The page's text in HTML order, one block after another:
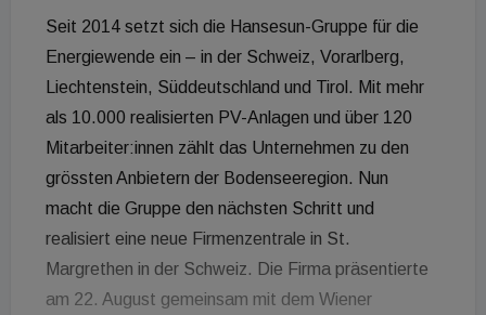
Seit 2014 setzt sich die Hansesun-Gruppe für die
Energiewende ein – in der Schweiz, Vorarlberg,
Liechtenstein, Süddeutschland und Tirol. Mit mehr
als 10.000 realisierten PV-Anlagen und über 120
Mitarbeiter:innen zählt das Unternehmen zu den
grössten Anbietern der Bodenseeregion. Nun
macht die Gruppe den nächsten Schritt und
realisiert eine neue Firmenzentrale in St.
Margrethen in der Schweiz. Die Firma präsentierte
am 22. August gemeinsam mit dem Wiener